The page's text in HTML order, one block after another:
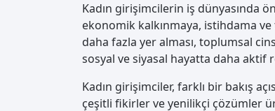
Kadın girişimcilerin iş dünyasında
ekonomik kalkınmaya, istihdama
daha fazla yer alması, toplumsal
sosyal ve siyasal hayatta daha aktif
Kadın girişimciler, farklı bir bakış
çeşitli fikirler ve yenilikçi çözümler